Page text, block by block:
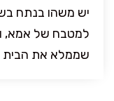
יש משהו בנתח
למטבח של אמא,
שממלא את הבית